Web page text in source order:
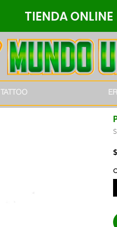
TIENDA ONLINE
TATTOO